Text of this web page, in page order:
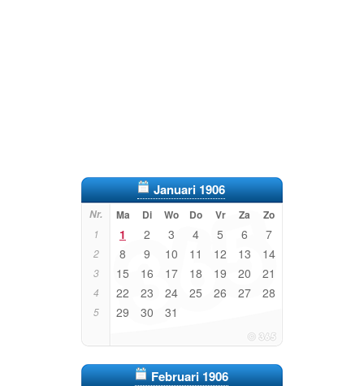
Januari 1906
Nr. Ma Di Wo Do Vr Za Zo
1 1 2 3 4 5 6 7
2 8 9 10 11 12 13 14
3 15 16 17 18 19 20 21
4 22 23 24 25 26 27 28
5 29 30 31
Februari 1906